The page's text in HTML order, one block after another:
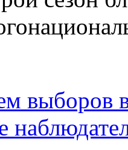
выборов